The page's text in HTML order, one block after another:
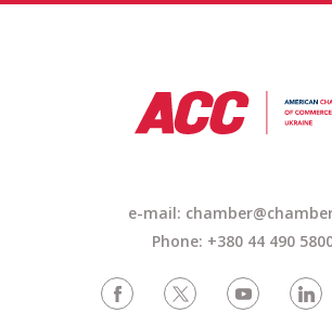
e-mail:
Phone: +380 44 490